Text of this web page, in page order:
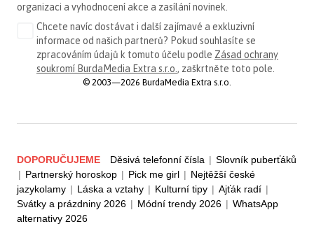
organizaci a vyhodnocení akce a zasílání novinek.
Chcete navíc dostávat i další zajímavé a exkluzivní
informace od našich partnerů? Pokud souhlasíte se
zpracováním údajů k tomuto účelu podle Zásad ochrany
soukromí BurdaMedia Extra s.r.o. , zaškrtněte toto pole.
© 2003—2026 BurdaMedia Extra s.r.o.
DOPORUČUJEME Děsivá telefonní čísla | Slovník puberťáků
| Partnerský horoskop | Pick me girl | Nejtěžší české
jazykolamy | Láska a vztahy | Kulturní tipy | Ajťák radí |
Svátky a prázdniny 2026 | Módní trendy 2026 | WhatsApp
alternativy 2026